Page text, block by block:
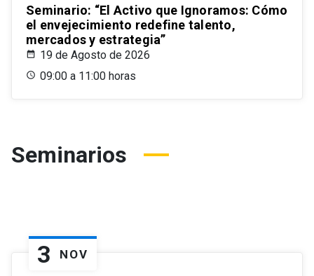
Seminario: “El Activo que Ignoramos: Cómo
el envejecimiento redefine talento,
mercados y estrategia”
19 de Agosto de 2026
09:00 a 11:00 horas
Seminarios
3 NOV